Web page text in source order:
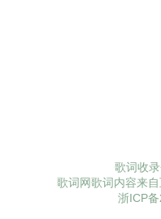
歌词收
歌词网歌词内容来
浙ICP